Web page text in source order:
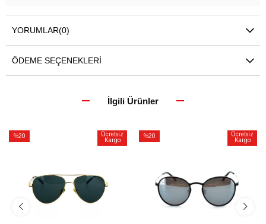
YORUMLAR(0)
ÖDEME SEÇENEKLERI
İlgili Ürünler
%20
Ücretsiz
Kargo
%20
Ücretsiz
Kargo